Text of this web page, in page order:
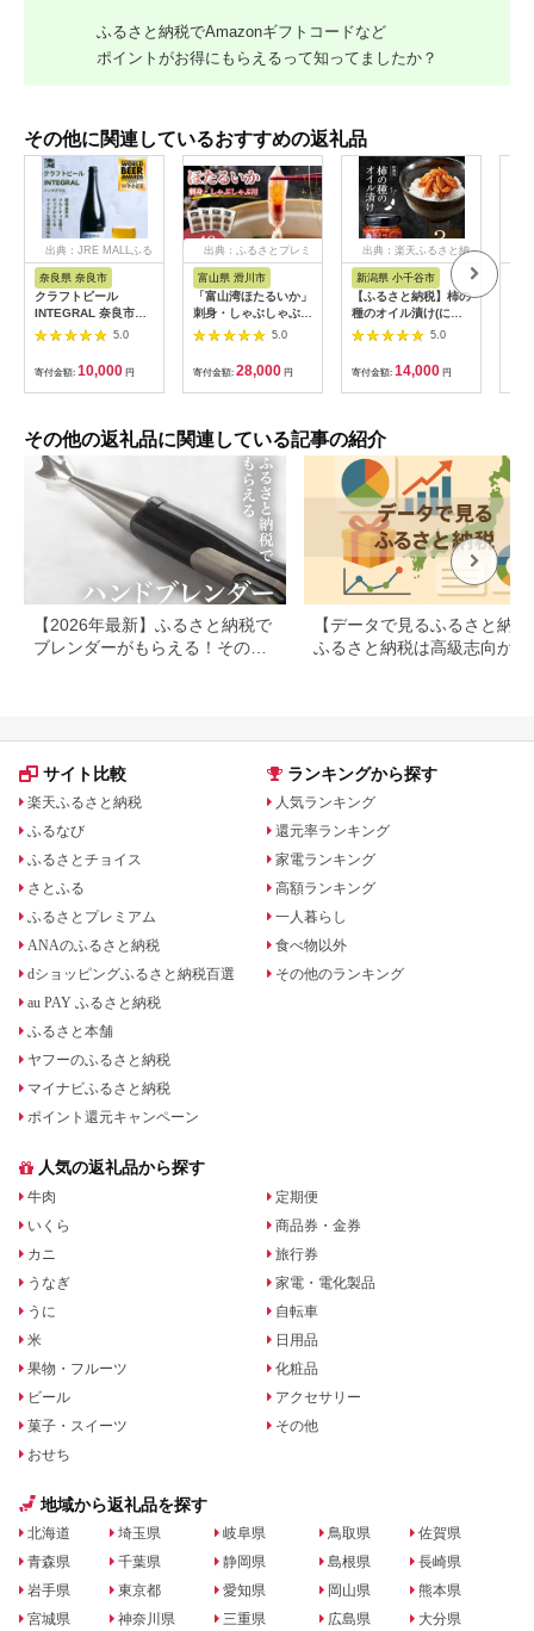
ふるさと納税でAmazonギフトコードなど
ポイントがお得にもらえるって知ってましたか？
その他に関連しているおすすめの返礼品
出典：JRE MALLふる
さと納税
奈良県 奈良市
クラフトビール
INTEGRAL 奈良市の
醸造所が手掛けるセゾ
ンスタイルのボトルビ
ール 750ml クラフト
ビール セゾン シャン
パン ボトル マイルド
ライ 上品 苦み 酵母
発酵 柑橘 お酒 酒 ギ
フト 贈答用 奈良醸造
奈良県 奈良市 I-178
5.0
寄付金額: 10,000 円
出典：ふるさとプレミ
富山県 滑川市
「富山湾ほたるいか」
刺身・しゃぶしゃぶ用
ポン酢付 [A-001012]
/ ほたるいか いか ホ
タルイカ イカ 沖漬け
川村水産 ホタルイカ
蛍烏賊 朝どれ 朝獲れ
産 旬 観光 ギフト 送
料無料 お取り寄せグ
ルメ 北陸 富山 冷凍
ほたるいか
5.0
寄付金額: 28,000 円
出典：楽天ふるさと納
新潟県 小千谷市
【ふるさと納税】柿の
種のオイル漬け(にん
にくラー油) 3個セッ
ト TVで紹介 やみつき
ザクザク パリパリ食
感 阿部幸製菓 | 柿の
種 かきのたね おつま
のお供 おかず お取り
寄せ グルメ 【0002-
0035-02】
5.0
寄付金額: 14,000 円
その他の返礼品に関連している記事の紹介
【2026年最新】ふるさと納税で
ブレンダーがもらえる！その他
【データで見るふるさと納
ふるさと納税は高級志向から
サイト比較
楽天ふるさと納税
ふるなび
ふるさとチョイス
さとふる
ふるさとプレミアム
ANAのふるさと納税
dショッピングふるさと納税百選
au PAY ふるさと納税
ふるさと本舗
ヤフーのふるさと納税
マイナビふるさと納税
ポイント還元キャンペーン
ランキングから探す
人気ランキング
還元率ランキング
家電ランキング
高額ランキング
一人暮らし
食べ物以外
その他のランキング
人気の返礼品から探す
牛肉
いくら
カニ
うなぎ
うに
米
果物・フルーツ
ビール
菓子・スイーツ
おせち
定期便
商品券・金券
旅行券
家電・電化製品
自転車
日用品
化粧品
アクセサリー
その他
地域から返礼品を探す
北海道
青森県
岩手県
宮城県
埼玉県
千葉県
東京都
神奈川県
岐阜県
静岡県
愛知県
三重県
鳥取県
島根県
岡山県
広島県
佐賀県
長崎県
熊本県
大分県